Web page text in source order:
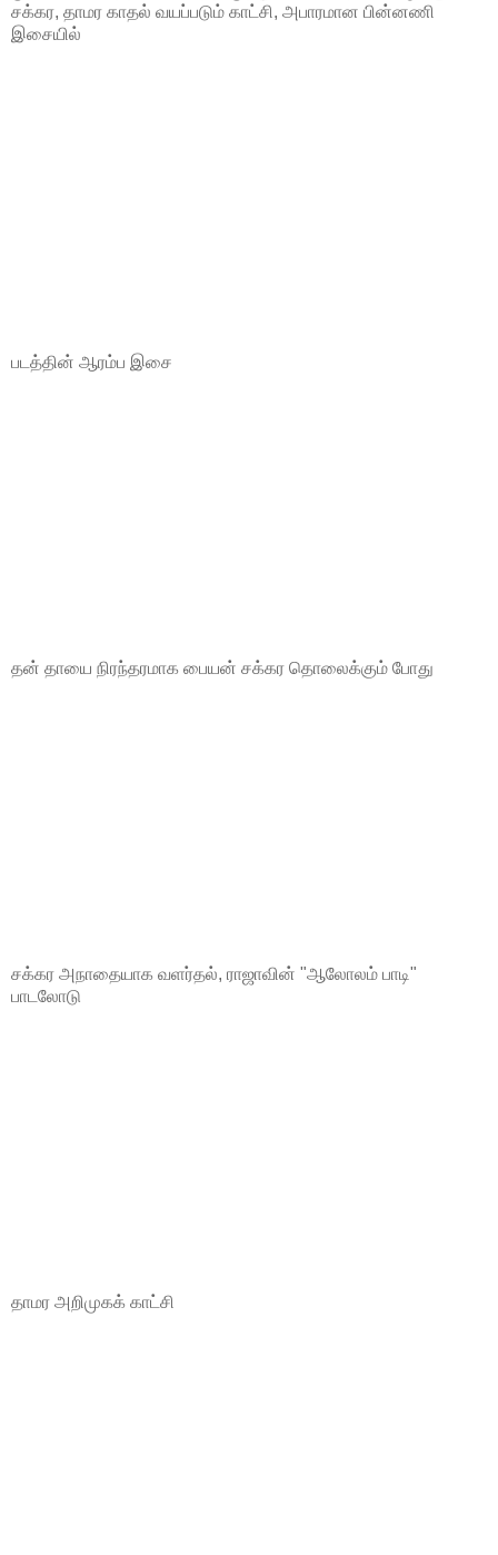
சக்கர, தாமர காதல் வயப்படும் காட்சி, அபாரமான பின்னணி
இசையில்
படத்தின் ஆரம்ப இசை
தன் தாயை நிரந்தரமாக பையன் சக்கர தொலைக்கும் போது
சக்கர அநாதையாக வளர்தல், ராஜாவின் "ஆலோலம் பாடி"
பாடலோடு
தாமர அறிமுகக் காட்சி